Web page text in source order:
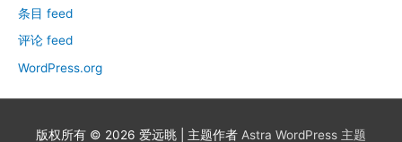
条目 feed
评论 feed
WordPress.org
版权所有 © 2026 爱远眺 | 主题作者 Astra WordPress 主题